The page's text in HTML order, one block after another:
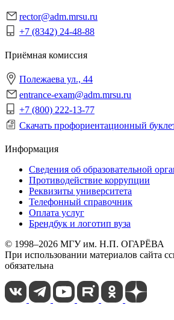
rector@adm.mrsu.ru
+7 (8342) 24-48-88
Приёмная комиссия
Полежаева ул., 44
entrance-exam@adm.mrsu.ru
+7 (800) 222-13-77
Скачать профориентационный
Информация
Сведения об образовательной
Противодействие коррупции
Реквизиты университета
Телефонный справочник
Оплата услуг
Брендбук и логотип вуза
© 1998–2026 МГУ им. Н.П. ОГАРЁВА
При использовании материалов сайта
обязательна